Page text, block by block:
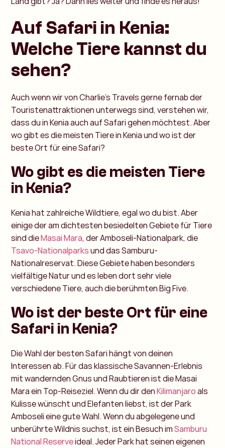
Auf Safari in Kenia:
Welche Tiere kannst du
sehen?
Auch wenn wir von Charlie’s Travels gerne fernab der
Touristenattraktionen unterwegs sind, verstehen wir,
dass du in Kenia auch auf Safari gehen möchtest. Aber
wo gibt es die meisten Tiere in Kenia und wo ist der
beste Ort für eine Safari?
Wo gibt es die meisten Tiere
in Kenia?
Kenia hat zahlreiche Wildtiere, egal wo du bist. Aber
einige der am dichtesten besiedelten Gebiete für Tiere
sind dieMasai Mara, der Amboseli-Nationalpark, die
Tsavo-Nationalparksund das Samburu-
Nationalreservat. Diese Gebiete haben besonders
vielfältige Natur und es leben dort sehr viele
verschiedene Tiere, auch die berühmten Big Five.
Wo ist der beste Ort für eine
Safari in Kenia?
Die Wahl der besten Safari hängt von deinen
Interessen ab. Für das klassische Savannen-Erlebnis
mit wandernden Gnus und Raubtieren ist die Masai
Mara ein Top-Reiseziel. Wenn du dir denKilimanjaroals
Kulisse wünscht und Elefanten liebst, ist der Park
Amboseli eine gute Wahl. Wenn du abgelegene und
unberührte Wildnis suchst, ist ein Besuch imSamburu
National Reserveideal. Jeder Park hat seinen eigenen